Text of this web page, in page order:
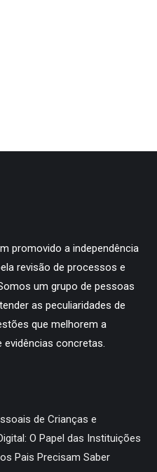
promovido a independência
revisão de processos e
um grupo de pessoas
as peculiaridades de
que melhorem a
evidências concretas.
de Crianças e
O Papel das Instituições
Pais Precisam Saber